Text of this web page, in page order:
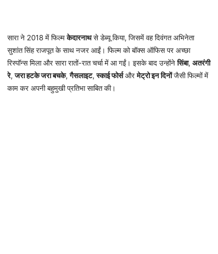
सारा ने 2018 में फिल्मकेदारनाथसे डेब्यू किया, जिसमें वह दिवंगत अभिनेता
सुशांत सिंह राजपूत के साथ नजर आईं। फिल्म को बॉक्स ऑफिस पर अच्छा
रिस्पॉन्स मिला और सारा रातों-रात चर्चा में आ गईं। इसके बाद उन्होंनेसिंबा, अतरंगी
रे,जरा हटके जरा बचके,गैसलाइट,स्काई फोर्सऔरमेट्रो इन दिनोंजैसी फिल्मों में
काम कर अपनी बहुमुखी प्रतिभा साबित की।